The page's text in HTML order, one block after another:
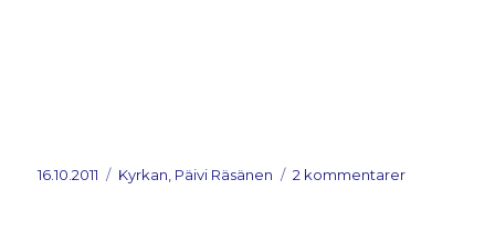
Postat
16.10.2011 Kategorier
Kyrkan, Päivi Räsänen 2 kommentarer